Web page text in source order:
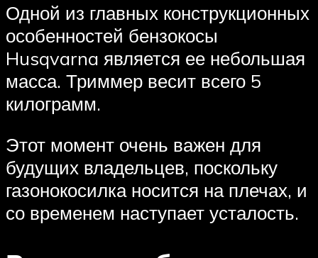
Одной из главных конструкционных
особенностей бензокосы
Husqvarna является ее небольшая
масса. Триммер весит всего 5
килограмм.
Этот момент очень важен для
будущих владельцев, поскольку
газонокосилка носится на плечах, и
со временем наступает усталость.